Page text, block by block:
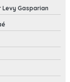
Levy Gasparian